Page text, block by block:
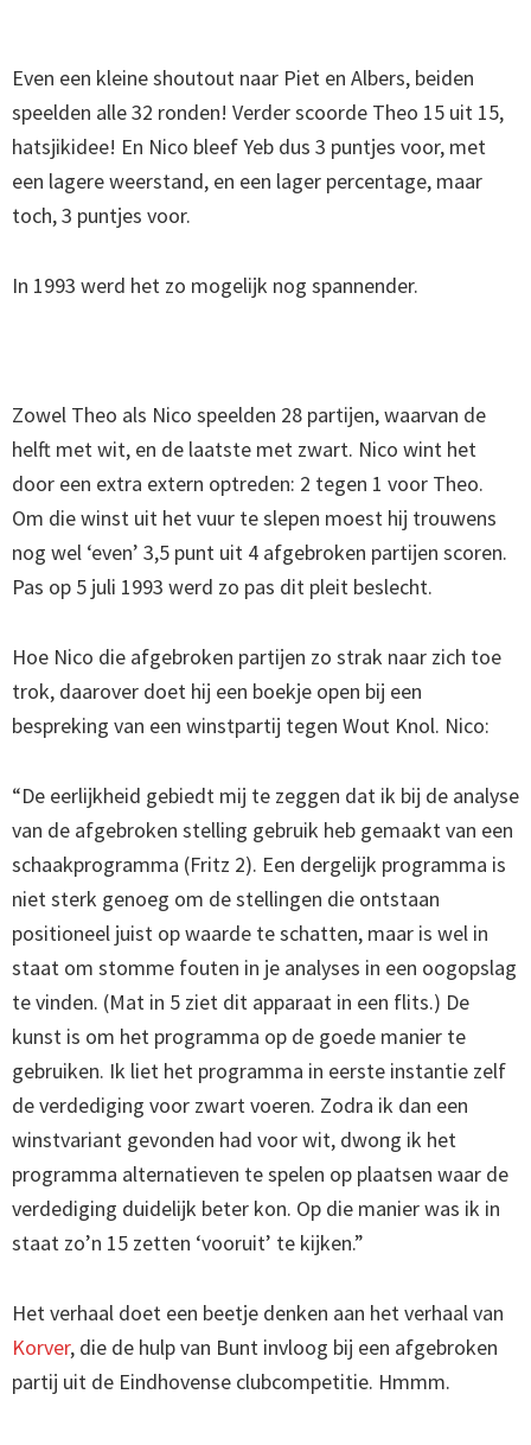
Even een kleine shoutout naar Piet en Albers, beiden
speelden alle 32 ronden! Verder scoorde Theo 15 uit 15,
hatsjikidee! En Nico bleef Yeb dus 3 puntjes voor, met
een lagere weerstand, en een lager percentage, maar
toch, 3 puntjes voor.
In 1993 werd het zo mogelijk nog spannender.
Zowel Theo als Nico speelden 28 partijen, waarvan de
helft met wit, en de laatste met zwart. Nico wint het
door een extra extern optreden: 2 tegen 1 voor Theo.
Om die winst uit het vuur te slepen moest hij trouwens
nog wel ‘even’ 3,5 punt uit 4 afgebroken partijen scoren.
Pas op 5 juli 1993 werd zo pas dit pleit beslecht.
Hoe Nico die afgebroken partijen zo strak naar zich toe
trok, daarover doet hij een boekje open bij een
bespreking van een winstpartij tegen Wout Knol. Nico:
“De eerlijkheid gebiedt mij te zeggen dat ik bij de analyse
van de afgebroken stelling gebruik heb gemaakt van een
schaakprogramma (Fritz 2). Een dergelijk programma is
niet sterk genoeg om de stellingen die ontstaan
positioneel juist op waarde te schatten, maar is wel in
staat om stomme fouten in je analyses in een oogopslag
te vinden. (Mat in 5 ziet dit apparaat in een flits.) De
kunst is om het programma op de goede manier te
gebruiken. Ik liet het programma in eerste instantie zelf
de verdediging voor zwart voeren. Zodra ik dan een
winstvariant gevonden had voor wit, dwong ik het
programma alternatieven te spelen op plaatsen waar de
verdediging duidelijk beter kon. Op die manier was ik in
staat zo’n 15 zetten ‘vooruit’ te kijken.”
Het verhaal doet een beetje denken aan het verhaal van
Korver, die de hulp van Bunt invloog bij een afgebroken
partij uit de Eindhovense clubcompetitie. Hmmm.